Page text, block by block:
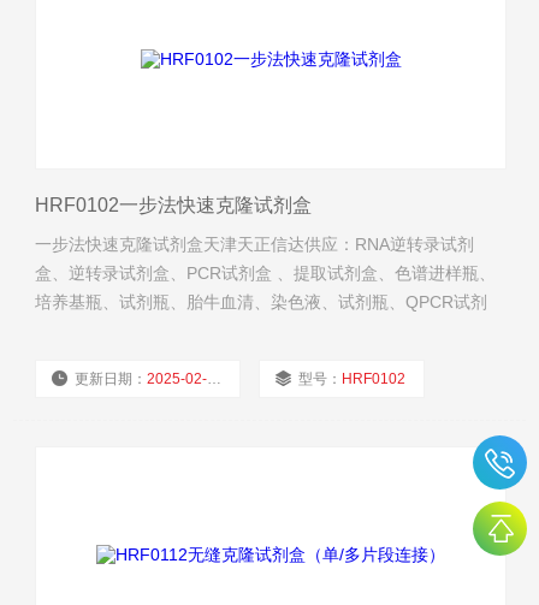
HRF0102一步法快速克隆试剂盒
一步法快速克隆试剂盒天津天正信达供应：RNA逆转录试剂
盒、逆转录试剂盒、PCR试剂盒 、提取试剂盒、色谱进样瓶、
培养基瓶、试剂瓶、胎牛血清、染色液、试剂瓶、QPCR试剂
更新日期：2025-02-27 型号： HRF0102